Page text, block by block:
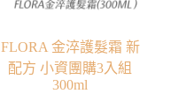
FLORA 金淬護髮霜 新
配方 小資團購3入組
300ml